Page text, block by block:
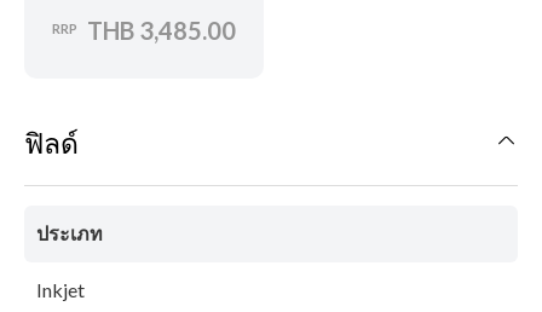
RRP THB 3,485.00
ฟิลด์
ประเภท
Inkjet